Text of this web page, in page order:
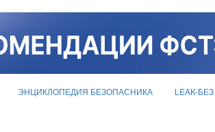
ЭНЦИКЛОПЕДИЯ БЕЗОПАСНИКА LEAK-БЕЗ